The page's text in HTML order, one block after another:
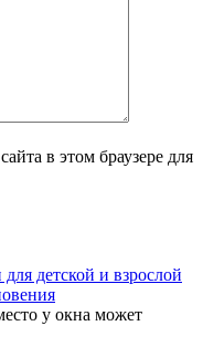
в этом браузере для
детской и взрослой
у окна может